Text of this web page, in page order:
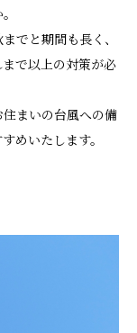
でと期間も長く、
で以上の対策が必
まいの台風への備
めいたします。